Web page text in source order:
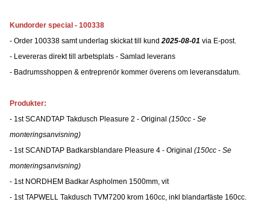
Kundorder special - 100338
- Order 100338 samt underlag skickat till kund2025-08-01 via E-post.
- Levereras direkt till arbetsplats - Samlad leverans
- Badrumsshoppen & entreprenör kommer överens om leveransdatum.
Produkter:
- 1st SCANDTAP Takdusch Pleasure 2 - Original (150cc - Se
monteringsanvisning)
- 1st SCANDTAP Badkarsblandare Pleasure 4 - Original (150cc - Se
monteringsanvisning)
- 1st NORDHEM Badkar Aspholmen 1500mm, vit
- 1st TAPWELL Takdusch TVM7200 krom 160cc, inkl blandarfäste 160cc.